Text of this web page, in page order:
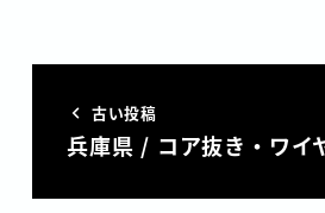
古い投稿
兵庫県 / コア抜き・ワイ